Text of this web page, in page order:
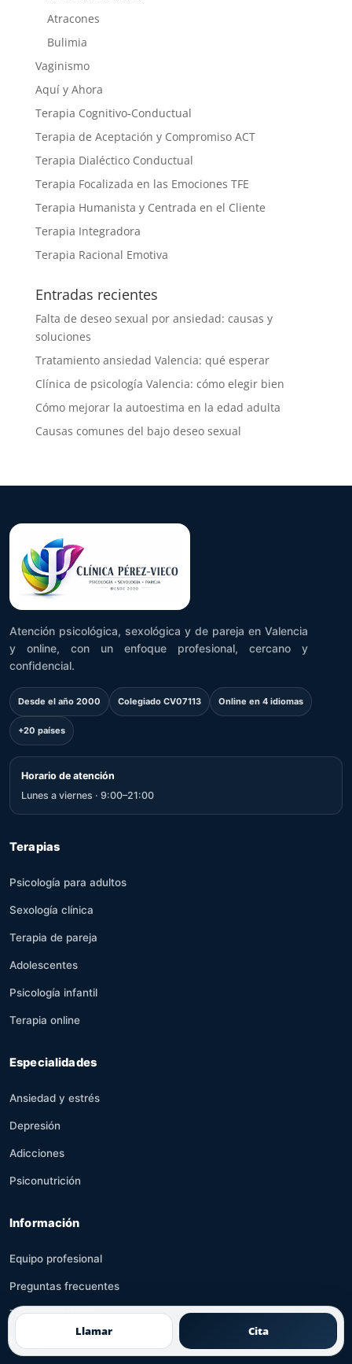
Atracones
Bulimia
Vaginismo
Aquí y Ahora
Terapia Cognitivo-Conductual
Terapia de Aceptación y Compromiso ACT
Terapia Dialéctico Conductual
Terapia Focalizada en las Emociones TFE
Terapia Humanista y Centrada en el Cliente
Terapia Integradora
Terapia Racional Emotiva
Entradas recientes
Falta de deseo sexual por ansiedad: causas y
soluciones
Tratamiento ansiedad Valencia: qué esperar
Clínica de psicología Valencia: cómo elegir bien
Cómo mejorar la autoestima en la edad adulta
Causas comunes del bajo deseo sexual
Atención psicológica, sexológica y de pareja en Valencia
y online, con un enfoque profesional, cercano y
confidencial.
Desde el año 2000 Colegiado CV07113 Online en 4 idiomas
+20 países
Horario de atención
Lunes a viernes · 9:00–21:00
Terapias
Psicología para adultos
Sexología clínica
Terapia de pareja
Adolescentes
Psicología infantil
Terapia online
Especialidades
Ansiedad y estrés
Depresión
Adicciones
Psiconutrición
Información
Equipo profesional
Preguntas frecuentes
Tests psicológicos
Recursos
Llamar Cita